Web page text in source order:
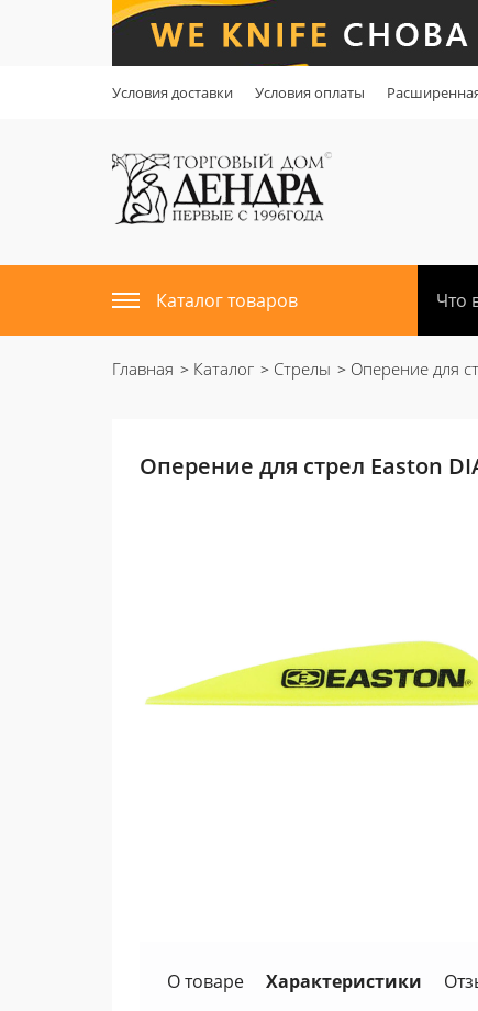
Условия доставки Условия оплаты
Каталог товаров
Главная Каталог Стрелы Оперение для
Оперение для стрел Easton
О товаре Характеристики